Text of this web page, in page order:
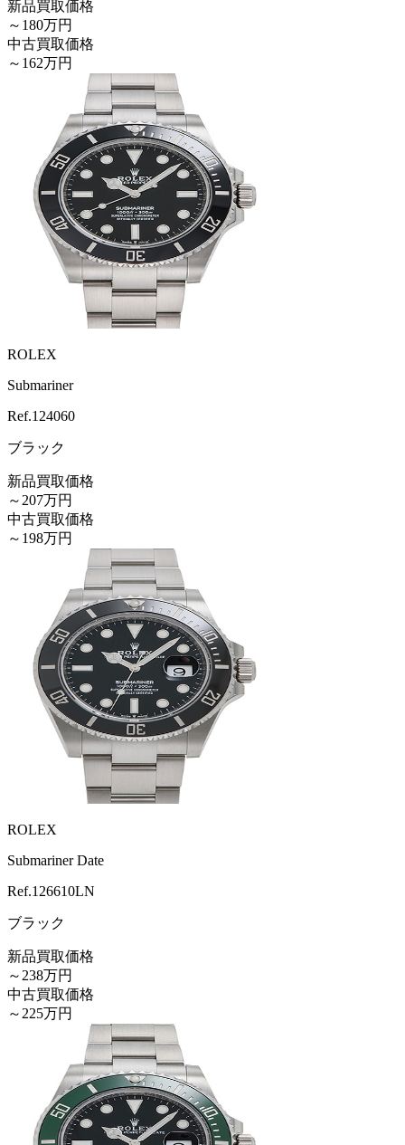
新品買取価格
～180万円
中古買取価格
～162万円
ROLEX
Submariner
Ref.124060
ブラック
新品買取価格
～207万円
中古買取価格
～198万円
ROLEX
Submariner Date
Ref.126610LN
ブラック
新品買取価格
～238万円
中古買取価格
～225万円